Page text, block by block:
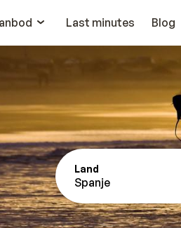
Last minutes Blog
Land
Spanje